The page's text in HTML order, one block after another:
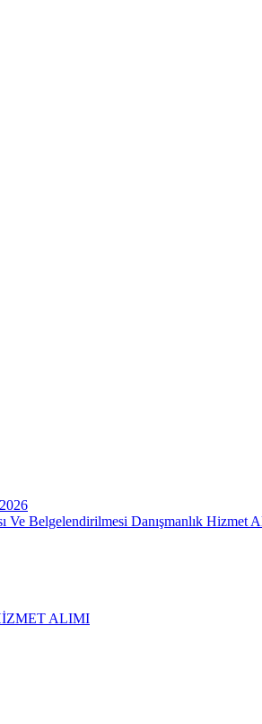
Belgelendirilmesi Danışmanlık Hizmet
ALIMI